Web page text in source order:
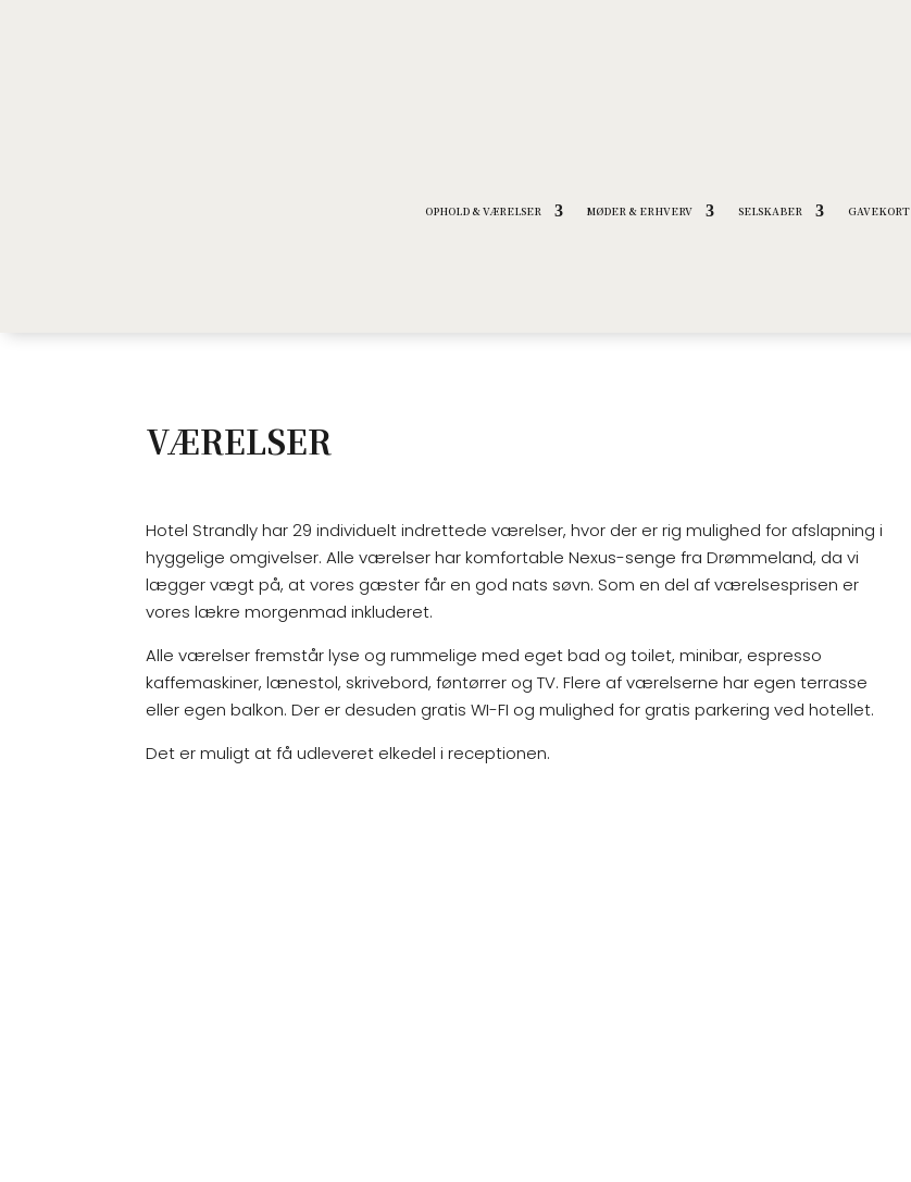
OPHOLD & VÆRELSER MØDER & ERHVERV SELSKABER GAVEKORT
VÆRELSER
Hotel Strandly har 29 individuelt indrettede værelser, hvor der er rig mulighed for afslapning i
hyggelige omgivelser. Alle værelser har komfortable Nexus-senge fra Drømmeland, da vi
lægger vægt på, at vores gæster får en god nats søvn. Som en del af værelsesprisen er
vores lækre morgenmad inkluderet.
Alle værelser fremstår lyse og rummelige med eget bad og toilet, minibar, espresso
kaffemaskiner, lænestol, skrivebord, føntørrer og TV. Flere af værelserne har egen terrasse
eller egen balkon. Der er desuden gratis WI-FI og mulighed for gratis parkering ved hotellet.
Det er muligt at få udleveret elkedel i receptionen.